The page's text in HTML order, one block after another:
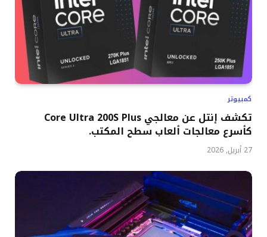
كمبيوتر
تكشف إنتل عن معالجي Core Ultra 200S Plus
كأسرع معالجات ألعاب سطح المكتب.
27 أبريل, 2026